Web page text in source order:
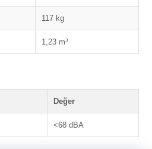
117 kg
1,23 m³
Değer
<68 dBA